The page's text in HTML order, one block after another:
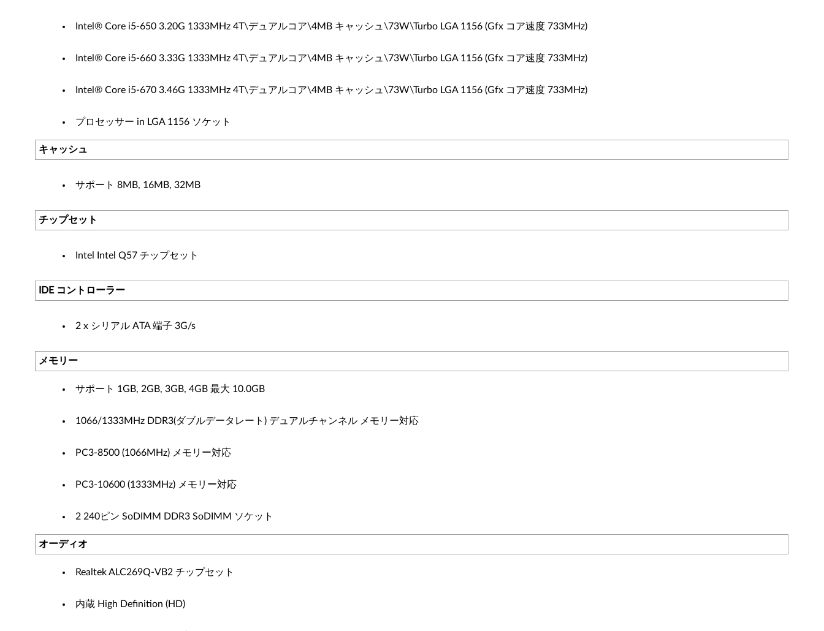
Intel® Core i5-650 3.20G 1333MHz 4T\デュアルコア\4MB キャッシュ\73W\Turbo LGA 1156 (Gfx コア速度 733MHz)
Intel® Core i5-660 3.33G 1333MHz 4T\デュアルコア\4MB キャッシュ\73W\Turbo LGA 1156 (Gfx コア速度 733MHz)
Intel® Core i5-670 3.46G 1333MHz 4T\デュアルコア\4MB キャッシュ\73W\Turbo LGA 1156 (Gfx コア速度 733MHz)
プロセッサー in LGA 1156 ソケット
キャッシュ
サポート 8MB, 16MB, 32MB
チップセット
Intel Intel Q57 チップセット
IDE コントローラー
2 x シリアル ATA 端子 3G/s
メモリー
サポート 1GB, 2GB, 3GB, 4GB 最大 10.0GB
1066/1333MHz DDR3(ダブルデータレート) デュアルチャンネル メモリー対応
PC3-8500 (1066MHz) メモリー対応
PC3-10600 (1333MHz) メモリー対応
2 240ピン SoDIMM DDR3 SoDIMM ソケット
オーディオ
Realtek ALC269Q-VB2 チップセット
内蔵 High Definition (HD)